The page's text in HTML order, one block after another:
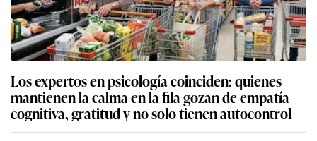
Los expertos en psicología coinciden: quienes
mantienen la calma en la fila gozan de empatía
cognitiva, gratitud y no solo tienen autocontrol